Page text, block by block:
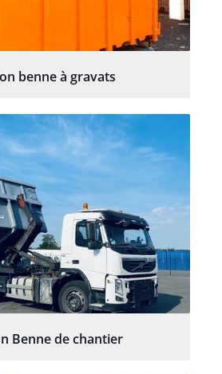
benne à gravats
Benne de chantier